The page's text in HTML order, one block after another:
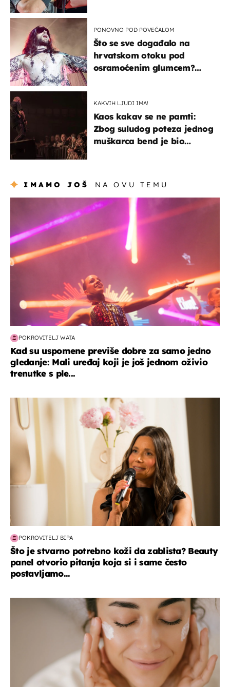
PONOVNO POD POVEĆALOM
Što se sve događalo na
hrvatskom otoku pod
osramoćenim glumcem?
KAKVIH LJUDI IMA!
Kaos kakav se ne pamti:
Zbog suludog poteza jednog
muškarca bend je bio
IMAMO JOŠ NA OVU TEMU
POKROVITELJ WATA
Kad su uspomene previše dobre za samo jedno
gledanje: Mali uređaj koji je još jednom oživio
trenutke s ple...
moda & ljepota
POKROVITELJ BIPA
Što je stvarno potrebno koži da zablista? Beauty
panel otvorio pitanja koja si i same često
postavljamo...
moda & ljepota